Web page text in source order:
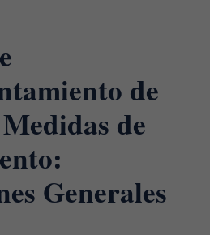
de
de
Generales